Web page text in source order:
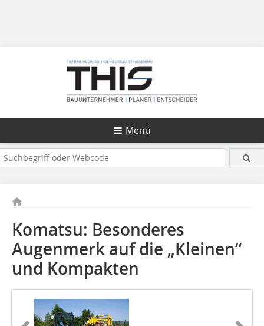
Menü
Komatsu: Besonderes
Augenmerk auf die „Kleinen“
und Kompakten